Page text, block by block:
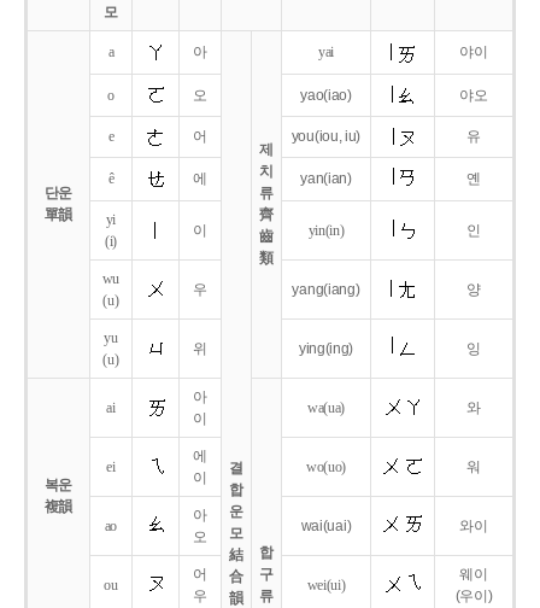
모
단운
單韻
a 아
결
합
운
모
結
合
韻
제
치
류
齊
齒
類
yai 야이
o 오 yao(iao) 야오
e 어 you(iou,iu) 유
ê 에 yan(ian) 옌
yi
(i)
이 yin(in) 인
wu
(u)
우 yang(iang) 양
yu
(u)
위 ying(ing) 잉
복운
複韻
ai
아
이
합
구
류
wa(ua) 와
ei
에
이
wo(uo) 워
ao
아
오
wai(uai) 와이
ou
어
우
wei(ui)
웨이
(우이)